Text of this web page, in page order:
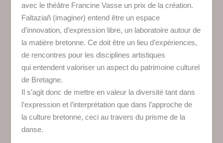
avec le théâtre Francine Vasse un prix de la création.
Faltaziañ (imaginer) entend être un espace
d’innovation, d’expression libre, un laboratoire autour de
la matière bretonne. Ce doit être un lieu d’expériences,
de rencontres pour les disciplines artistiques
qui entendent valoriser un aspect du patrimoine culturel
de Bretagne.
Il s’agit donc de mettre en valeur la diversité tant dans
l’expression et l’interprétation que dans l’approche de
la culture bretonne, ceci au travers du prisme de la
danse.